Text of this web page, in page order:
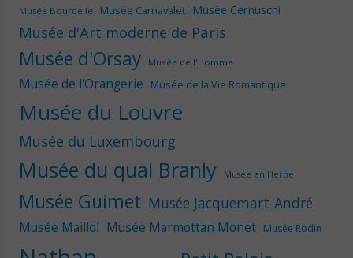
Musée Bourdelle
Musée Carnavalet Musée Cernuschi
Musée d'Art moderne de Paris
Musée d'Orsay Musée de l'Homme
Musée de l'Orangerie Musée de la Vie Romantique
Musée du Louvre
Musée du Luxembourg
Musée du quai Branly Musée en Herbe
Musée Guimet Musée Jacquemart-André
Musée Maillol Musée Marmottan Monet Musée Rodin